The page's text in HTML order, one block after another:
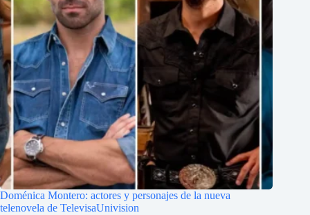
Doménica Montero: actores y personajes de la nueva
telenovela de TelevisaUnivision